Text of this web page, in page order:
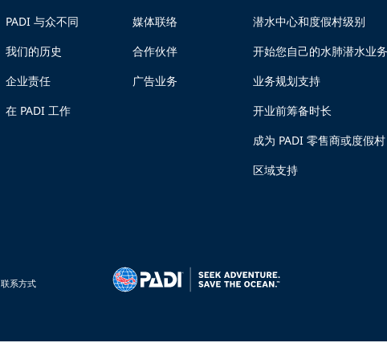
PADI 与众不同
我们的历史
企业责任
在 PADI 工作
媒体联络
合作伙伴
广告业务
潜水中心和度假村级别
开始您自己的水肺潜水业务
业务规划支持
开业前筹备时长
成为 PADI 零售商或度假村
区域支持
联系方式